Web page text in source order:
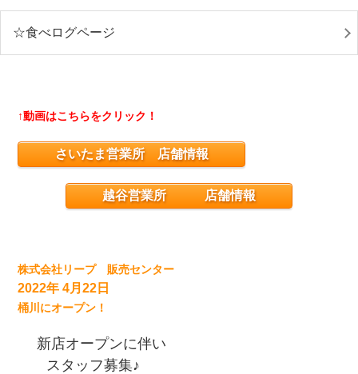
☆食べログページ
↑動画はこちらをクリック！
さいたま営業所 店舗情報
越谷営業所 店舗情報
株式会社リープ 販売センター
2022年 4月22日
桶川にオープン！
新店オープンに伴い
スタッフ募集♪